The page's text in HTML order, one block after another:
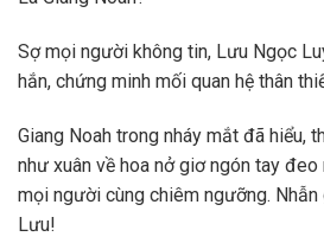
Sợ mọi người không tin, Lưu Ngọc
hắn, chứng minh mối quan hệ thân
Giang Noah trong nháy mắt đã hiểu,
như xuân về hoa nở giơ ngón tay
mọi người cùng chiêm ngưỡng. Nhẫn
Lưu!